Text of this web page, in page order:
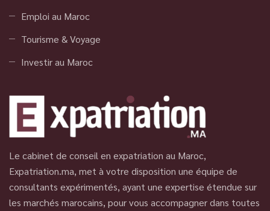
Emploi au Maroc
Tourisme & Voyage
Investir au Maroc
Le cabinet de conseil en expatriation au Maroc,
Expatriation.ma, met à votre disposition une équipe de
consultants expérimentés, ayant une expertise étendue sur
les marchés marocains, pour vous accompagner dans toutes